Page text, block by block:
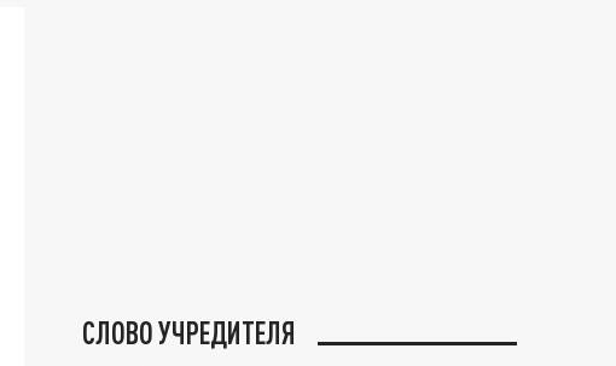
СЛОВО УЧРЕДИТЕЛЯ